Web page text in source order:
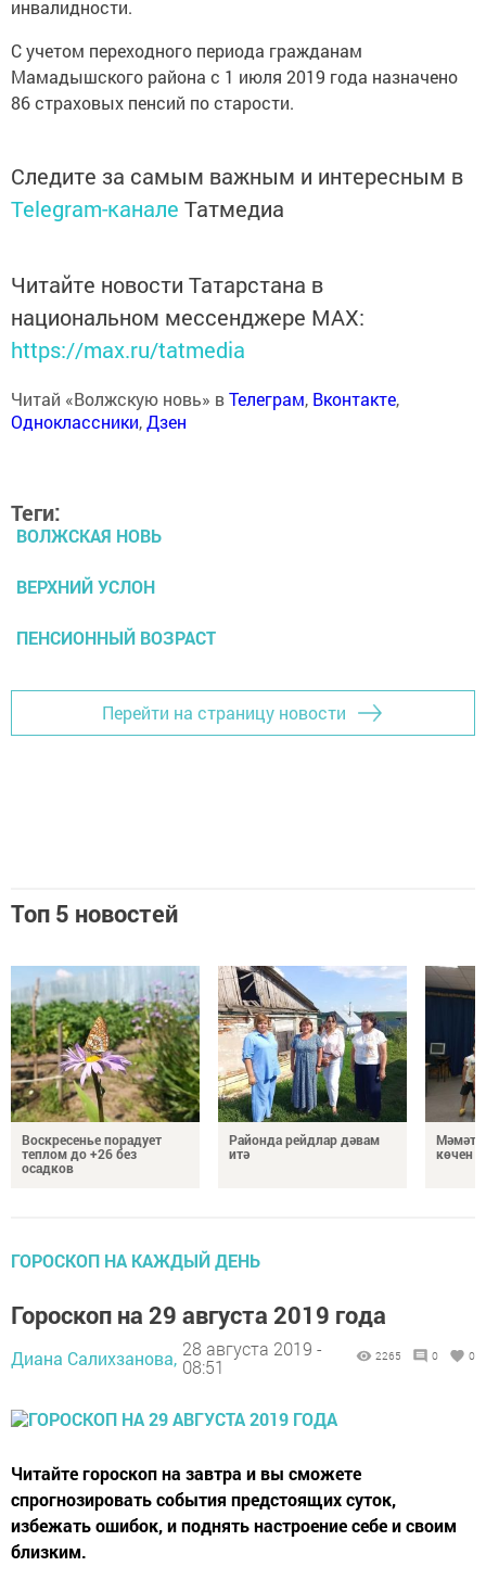
инвалидности.
С учетом переходного периода гражданам
Мамадышского района с 1 июля 2019 года назначено
86 страховых пенсий по старости.
Следите за самым важным и интересным в
Telegram-канале Татмедиа
Читайте новости Татарстана в
национальном мессенджере MАХ:
https://max.ru/tatmedia
Читай «Волжскую новь» вТелеграм, Вконтакте,
Одноклассники,Дзен
Теги:
ВОЛЖСКАЯ НОВЬ
ВЕРХНИЙ УСЛОН
ПЕНСИОННЫЙ ВОЗРАСТ
Перейти на страницу новости
Топ 5 новостей
Воскресенье порадует
теплом до +26 без
осадков
Районда рейдлар дәвам
итә
көчен
ГОРОСКОП НА КАЖДЫЙ ДЕНЬ
Гороскоп на 29 августа 2019 года
Диана Салихзанова, 28 августа 2019 -
08:51
2265 0 0
Читайте гороскоп на завтра и вы сможете
спрогнозировать события предстоящих суток,
избежать ошибок, и поднять настроение себе и своим
близким.